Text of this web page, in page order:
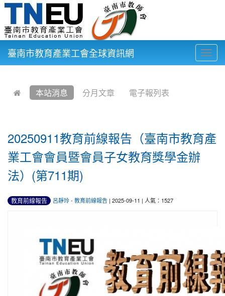
臺南市教育產業工會全球資訊網
本站消息 分月文章 電子報列表
20250911教育前線報告（臺南市教育產
業工會會員暨會員子女教育獎學金辦
法）(第711期)
教育前線報告 呂靜玲- 教育前線報告 | 2025-09-11 | 人氣：1527